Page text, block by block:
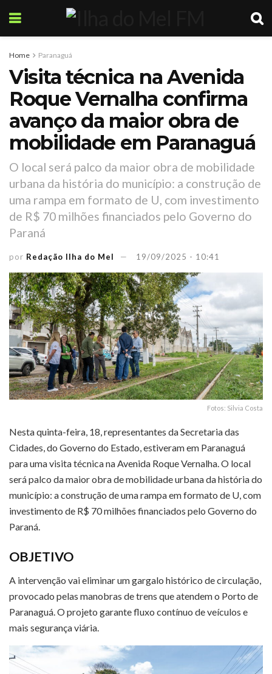
Home Paranaguá
Visita técnica na Avenida
Roque Vernalha confirma
avanço da maior obra de
mobilidade em Paranaguá
O local será palco da maior obra de mobilidade
urbana da história do município: a construção de
uma rampa em formato de U, com investimento
de R$ 70 milhões financiados pelo Governo do
Paraná
por Redação Ilha do Mel 19/09/2025 - 10:41
Fotos: Silvia Costa
Nesta quinta-feira, 18, representantes da Secretaria das
Cidades, do Governo do Estado, estiveram em Paranaguá
para uma visita técnica na Avenida Roque Vernalha. O local
será palco da maior obra de mobilidade urbana da história do
município: a construção de uma rampa em formato de U, com
investimento de R$ 70 milhões financiados pelo Governo do
Paraná.
OBJETIVO
A intervenção vai eliminar um gargalo histórico de circulação,
provocado pelas manobras de trens que atendem o Porto de
Paranaguá. O projeto garante fluxo contínuo de veículos e
mais segurança viária.